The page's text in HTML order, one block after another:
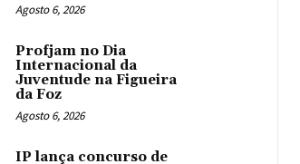
Agosto 6, 2026
Profjam no Dia
Internacional da
Juventude na Figueira
da Foz
Agosto 6, 2026
IP lança concurso de